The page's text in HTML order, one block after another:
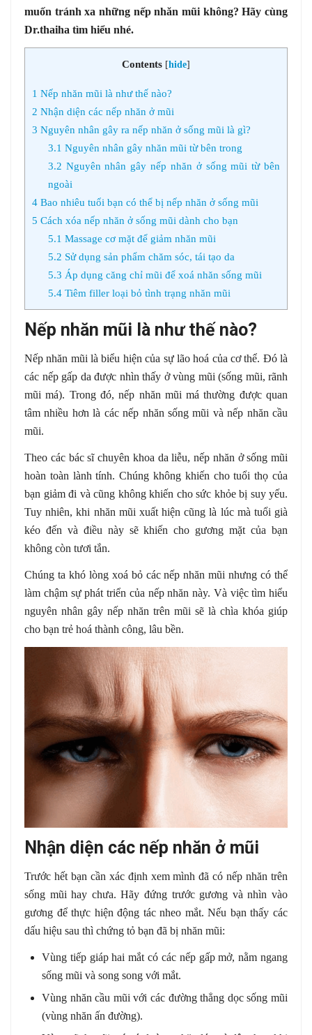
muốn tránh xa những nếp nhăn mũi không? Hãy cùng
Dr.thaiha tìm hiểu nhé.
Contents [hide]
1 Nếp nhăn mũi là như thế nào?
2 Nhận diện các nếp nhăn ở mũi
3 Nguyên nhân gây ra nếp nhăn ở sống mũi là gì?
3.1 Nguyên nhân gây nhăn mũi từ bên trong
3.2 Nguyên nhân gây nếp nhăn ở sống mũi từ bên
ngoài
4 Bao nhiêu tuổi bạn có thể bị nếp nhăn ở sống mũi
5 Cách xóa nếp nhăn ở sống mũi dành cho bạn
5.1 Massage cơ mặt để giảm nhăn mũi
5.2 Sử dụng sản phẩm chăm sóc, tái tạo da
5.3 Áp dụng căng chỉ mũi để xoá nhăn sống mũi
5.4Tiêm filler loại bỏ tình trạng nhăn mũi
Nếp nhăn mũi là như thế nào?
Nếp nhăn mũi là biểu hiện của sự lão hoá của cơ thể. Đó là
các nếp gấp da được nhìn thấy ở vùng mũi (sống mũi, rãnh
mũi má). Trong đó, nếp nhăn mũi má thường được quan
tâm nhiều hơn là các nếp nhăn sống mũi và nếp nhăn cầu
mũi.
Theo các bác sĩ chuyên khoa da liễu, nếp nhăn ở sống mũi
hoàn toàn lành tính. Chúng không khiến cho tuổi thọ của
bạn giảm đi và cũng không khiến cho sức khỏe bị suy yếu.
Tuy nhiên, khi nhăn mũi xuất hiện cũng là lúc mà tuổi già
kéo đến và điều này sẽ khiến cho gương mặt của bạn
không còn tươi tắn.
Chúng ta khó lòng xoá bỏ các nếp nhăn mũi nhưng có thể
làm chậm sự phát triển của nếp nhăn này. Và việc tìm hiểu
nguyên nhân gây nếp nhăn trên mũi sẽ là chìa khóa giúp
cho bạn trẻ hoá thành công, lâu bền.
Nhận diện các nếp nhăn ở mũi
Trước hết bạn cần xác định xem mình đã có nếp nhăn trên
sống mũi hay chưa. Hãy đứng trước gương và nhìn vào
gương để thực hiện động tác nheo mắt. Nếu bạn thấy các
dấu hiệu sau thì chứng tỏ bạn đã bị nhăn mũi:
Vùng tiếp giáp hai mắt có các nếp gấp mở, nằm ngang
sống mũi và song song với mắt.
Vùng nhăn cầu mũi với các đường thẳng dọc sống mũi
(vùng nhăn ấn đường).